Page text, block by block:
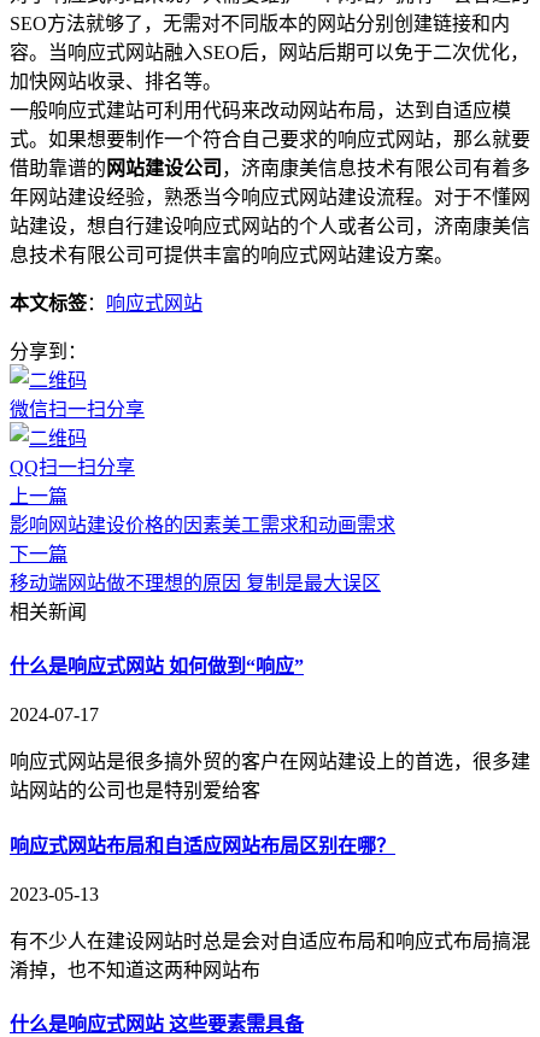
SEO方法就够了，无需对不同版本的网站分别创建链接和内
容。当响应式网站融入SEO后，网站后期可以免于二次优化，
加快网站收录、排名等。
一般响应式建站可利用代码来改动网站布局，达到自适应模
式。如果想要制作一个符合自己要求的响应式网站，那么就要
借助靠谱的 网站建设公司 ，济南康美信息技术有限公司有着多
年网站建设经验，熟悉当今响应式网站建设流程。对于不懂网
站建设，想自行建设响应式网站的个人或者公司，济南康美信
息技术有限公司可提供丰富的响应式网站建设方案。
本文标签： 响应式网站
分享到：
微信扫一扫分享
QQ扫一扫分享
上一篇
影响网站建设价格的因素美工需求和动画需求
下一篇
移动端网站做不理想的原因 复制是最大误区
相关新闻
什么是响应式网站 如何做到“响应”
2024-07-17
响应式网站是很多搞外贸的客户在网站建设上的首选，很多建
站网站的公司也是特别爱给客
响应式网站布局和自适应网站布局区别在哪？
2023-05-13
有不少人在建设网站时总是会对自适应布局和响应式布局搞混
淆掉，也不知道这两种网站布
什么是响应式网站 这些要素需具备